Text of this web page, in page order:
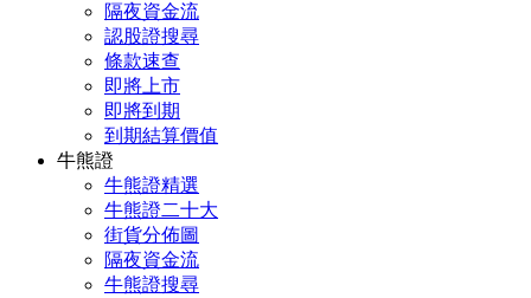
隔夜資金流
認股證搜尋
條款速查
即將上市
即將到期
到期結算價值
牛熊證
牛熊證精選
牛熊證二十大
街貨分佈圖
隔夜資金流
牛熊證搜尋